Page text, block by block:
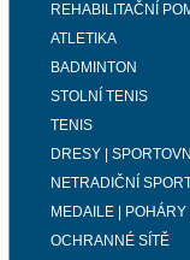
REHABILITAČNÍ
ATLETIKA
BADMINTON
STOLNÍ TENIS
TENIS
DRESY |
NETRADIČNÍ
MEDAILE |
OCHRANNÉ SÍTĚ